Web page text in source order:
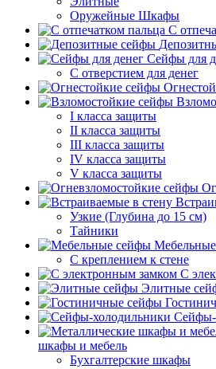
Оружейные Шкафы
С
Сейфы для
С отверстием для денег
I класса защиты
II класса защиты
III класса защиты
IV класса защиты
V класса защиты
Узкие (Глубина до 15 см)
Тайники
С креплением к стене
С
Элитные
Сейфы-
шкафы и мебель
Бухгалтерские шкафы